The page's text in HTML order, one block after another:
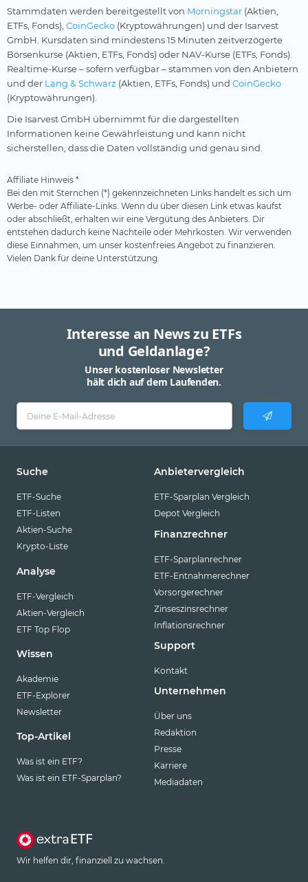
Stammdaten werden bereitgestellt von Morningstar (Aktien,
ETFs, Fonds), CoinGecko (Kryptowährungen) und der Isarvest
GmbH. Kursdaten sind mindestens 15 Minuten zeitverzögerte
Börsenkurse (Aktien, ETFs, Fonds) oder NAV-Kurse (ETFs, Fonds).
Realtime-Kurse – sofern verfügbar – stammen von den Anbietern
und der Lang & Schwarz (Aktien, ETFs, Fonds) und CoinGecko
(Kryptowährungen).
Die Isarvest GmbH übernimmt für die dargestellten
Informationen keine Gewährleistung und kann nicht
sicherstellen, dass die Daten vollständig und genau sind.
Affiliate Hinweis *
Bei den mit Sternchen (*) gekennzeichneten Links handelt es sich um
Werbe- oder Affiliate-Links. Wenn du über diesen Link etwas kaufst
oder abschließt, erhalten wir eine Vergütung des Anbieters. Dir
entstehen dadurch keine Nachteile oder Mehrkosten. Wir verwenden
diese Einnahmen, um unser kostenfreies Angebot zu finanzieren.
Vielen Dank für deine Unterstützung.
Interesse an News zu ETFs
und Geldanlage?
Unser kostenloser Newsletter
hält dich auf dem Laufenden.
Suche
ETF-Suche
ETF-Listen
Aktien-Suche
Krypto-Liste
Analyse
ETF-Vergleich
Aktien-Vergleich
ETF Top Flop
Wissen
Akademie
ETF-Explorer
Newsletter
Top-Artikel
Was ist ein ETF?
Was ist ein ETF-Sparplan?
Anbietervergleich
ETF-Sparplan Vergleich
Depot Vergleich
Finanzrechner
ETF-Sparplanrechner
ETF-Entnahmerechner
Vorsorgerechner
Zinseszinsrechner
Inflationsrechner
Support
Kontakt
Unternehmen
Über uns
Redaktion
Presse
Karriere
Mediadaten
Wir helfen dir, finanziell zu wachsen.